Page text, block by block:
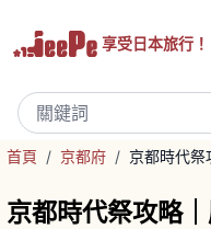
享受日本旅行！
首頁 / 京都府 / 京都時代祭
京都時代祭攻略